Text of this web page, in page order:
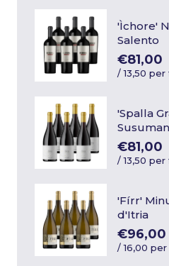
'Ìchore'
Salento
€81,00
/13,50 per
'Spalla
€81,00
/13,50 per
'Fírr'
d'Itria
€96,00
/16,00